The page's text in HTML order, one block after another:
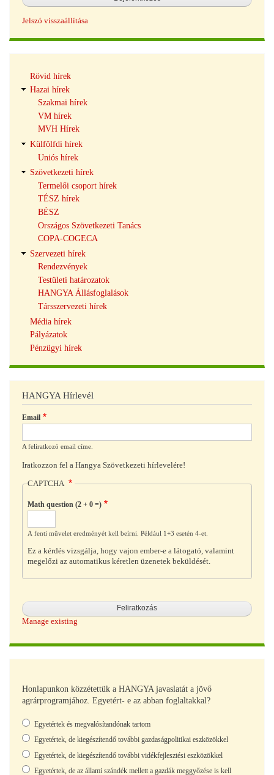
Jelszó visszaállítása
navigáció
Rövid hírek
Hazai hírek
Szakmai hírek
VM hírek
MVH Hírek
Külfölfdi hírek
Uniós hírek
Szövetkezeti hírek
Termelői csoport hírek
TÉSZ hírek
BÉSZ
Országos Szövetkezeti Tanács
COPA-COGECA
Szervezeti hírek
Rendezvények
Testületi határozatok
HANGYA Állásfoglalások
Társszervezeti hírek
Média hírek
Pályázatok
Pénzügyi hírek
HANGYA Hírlevél
Email
A feliratkozó email címe.
Iratkozzon fel a Hangya Szövetkezeti hírlevelére!
CAPTCHA
Math question (2 + 0 =)
A fenti művelet eredményét kell beírni. Például 1+3 esetén 4-et.
Ez a kérdés vizsgálja, hogy vajon ember-e a látogató, valamint
megelőzi az automatikus kéretlen üzenetek beküldését.
Manage existing
Honlapunkon közzétettük a HANGYA javaslatát a jövő
agrárprogramjához. Egyetért- e az abban foglaltakkal?
Választások
Egyetértek és megvalósítandónak tartom
Egyetértek, de kiegészítendő további gazdaságpolitikai eszközökkel
Egyetértek, de kiegészítendő további vidékfejlesztési eszközökkel
Egyetértek, de az állami szándék mellett a gazdák meggyőzése is kell